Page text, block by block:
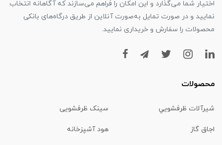
اختیار شما می‌گذارد و این امکان را فراهم می‌سازند که آگاهانه انتخاب
نمایید و در صورت تمایل به‌صورت آنلاین از طریق درگاه‌های بانکی
محصولات را سفارش و خریداری نمایید.
محصولات
شیرآلات ظرفشويي سینک ظرفشویی
اجاق گاز هود آشپزخانه